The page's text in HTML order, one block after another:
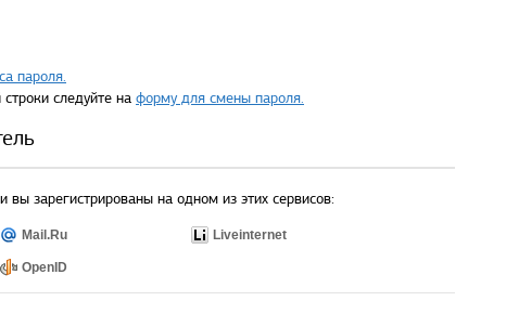
пароля.
следуйте на форму для смены пароля.
зарегистрированы на одном из этих сервисов:
Mail.Ru Liveinternet
OpenID